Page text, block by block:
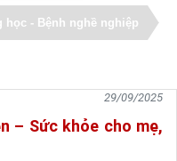
- Bệnh nghề nghiệp
29/09/2025
– Sức khỏe cho mẹ,